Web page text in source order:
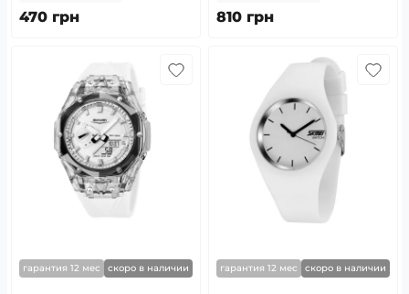
470 грн 810 грн
гарантия 12 мес скоро в наличии гарантия 12 мес скоро в наличии